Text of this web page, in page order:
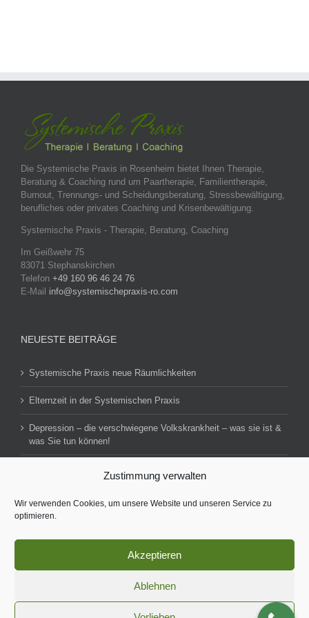
Zustimmung verwalten
Wir verwenden Cookies, um unsere Website und unseren Service zu
optimieren.
Akzeptieren
Ablehnen
Die Systemische Praxis in Rosenheim bietet Ihnen Therapie,
Beratung & Coaching rund um Paartherapie, Familientherapie,
Burnout, Trennungs- und Scheidungsberatung, Stressbewältigung,
berufliches oder privates Coaching und Krisenbewältigung.
Systemische Praxis - Therapie, Beratung, Coaching
Im Geißwehr 75
83071 Stephanskirchen
Telefon +49 160 96 46 24 76
E-Mail info@systemischepraxis-ro.com
NEUESTE BEITRÄGE
Systemische Praxis neue Räumlichkeiten
Elternzeit in der Systemischen Praxis
Depression – die verschwiegene Volkskrankheit – was sie ist &
was Sie tun können!
Impressum Datenschutzerklärung
2026 | Konzept, Online-Marketing & SEO-